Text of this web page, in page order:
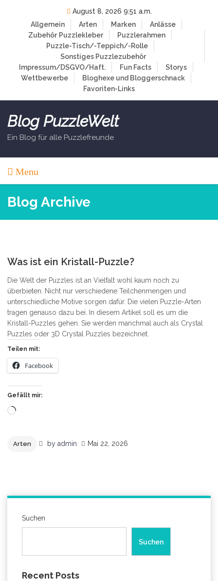
August 8, 2026 9:51 a.m.
Allgemein
Arten Marken
Anlässe
Zubehör Puzzlekleber
Puzzlerahmen
Puzzle-Tisch/-Teppich/-Rolle
Sonstiges Puzzlezubehör
Impressum/DSGVO/Haft.
Fun Facts
Storys
Wettbewerbe
Bloghexe und Bloggerschnack
Favoriten-Links
Blog PuzzleWelt
Ein Blog für alle Puzzlefreunde
Menu
Blog Archive
Was ist ein Kristall-Puzzle?
Die Welt der Puzzles ist an Vielfalt wohl kaum noch zu
überbieten. Nicht nur verschiedene Teilchenmengen und
unterschiedliche Motive sorgen dafür. Die vielen Puzzle-Arten
tragen genauso dazu bei. In diesem Artikel soll es um die
Kristall-Puzzles gehen. Sie werden manchmal auch als Crystal
Puzzles oder 3D Crystal Puzzles bezeichnet.
Teilen mit:
Facebook
Gefällt mir:
Wird
Arten by admin Mai 22, 2026
Suchen
Suchen
Recent Posts